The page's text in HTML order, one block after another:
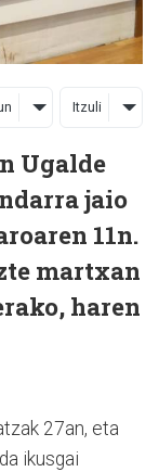
Itzuli
Ugalde
jaio
11n.
martxan
haren
27an, eta
ikusgai